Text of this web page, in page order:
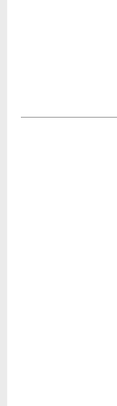
Ruqyah
A Jewish Jinns